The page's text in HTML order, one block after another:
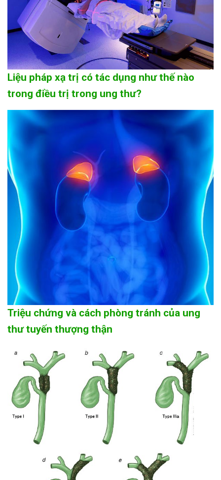
Liệu pháp xạ trị có tác dụng như thế nào
trong điều trị trong ung thư?
Triệu chứng và cách phòng tránh của ung
thư tuyến thượng thận